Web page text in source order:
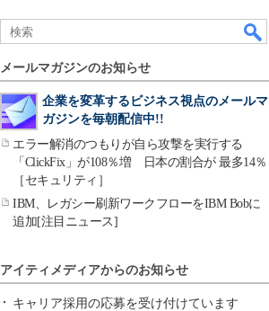
メールマガジンのお知らせ
企業を変革するビジネス視点のメールマ
ガジンを毎朝配信中!!
エラー解消のつもりが自ら攻撃を実行する
「ClickFix」が108％増 日本の割合が 最多14％
［セキュリティ］
IBM、レガシー刷新ワークフローをIBM Bobに
追加[注目ニュース]
アイティメディアからのお知らせ
キャリア採用の応募を受け付けています